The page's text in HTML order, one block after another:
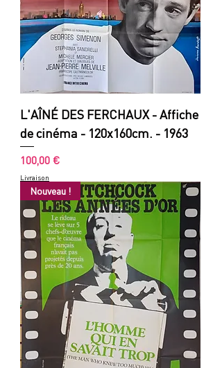
L'AÎNÉ DES FERCHAUX - Affiche
de cinéma - 120x160cm. - 1963
Prix
100,00 €
Livraison
Nouveau !